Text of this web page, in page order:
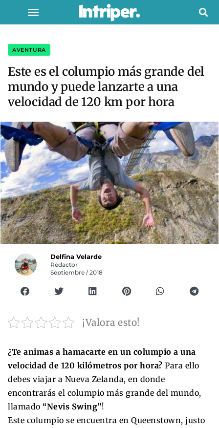
AVENTURA
Este es el columpio más grande del
mundo y puede lanzarte a una
velocidad de 120 km por hora
Delfina Velarde
Redactor
Septiembre / 2018
¡Valora esto!
¿Te animas a hamacarte en un columpio a una
velocidad de 120 kilómetros por hora? Para ello
debes viajar a Nueva Zelanda, en donde
encontrarás el columpio más grande del mundo,
llamado “Nevis Swing”!
Este columpio se encuentra en Queenstown, justo